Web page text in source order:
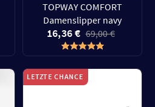
TOPWAY COMFORT
Damenslipper navy
16,36 € 69,00 €
LETZTE CHANCE